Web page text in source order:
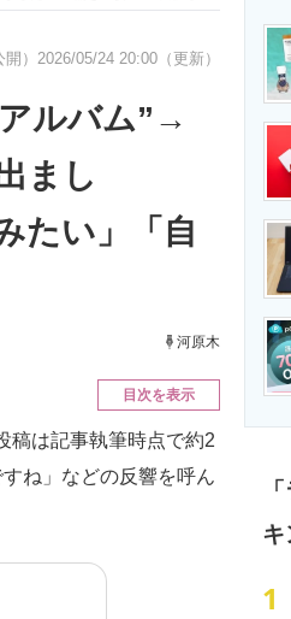
経営リーダーのコミ
比較・事例 製造業のIT導入・活
エネルギーの専門
） 2026/05/24 20:00（更新）
ルバム”→
まし
たい」「自
河原木
目次を表示
稿は記事執筆時点で約2
ね」などの反響を呼ん
キ
1